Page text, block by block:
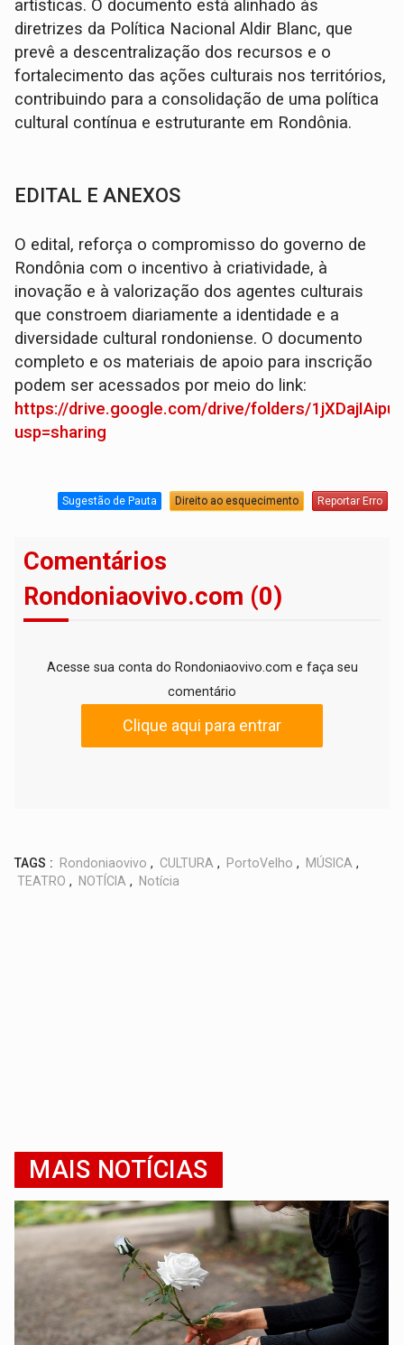
artísticas. O documento está alinhado às
diretrizes da Política Nacional Aldir Blanc, que
prevê a descentralização dos recursos e o
fortalecimento das ações culturais nos territórios,
contribuindo para a consolidação de uma política
cultural contínua e estruturante em Rondônia.
EDITAL E ANEXOS
O edital, reforça o compromisso do governo de
Rondônia com o incentivo à criatividade, à
inovação e à valorização dos agentes culturais
que constroem diariamente a identidade e a
diversidade cultural rondoniense. O documento
completo e os materiais de apoio para inscrição
podem ser acessados por meio do link:
https://drive.google.com/drive/folders/
usp=sharing
Sugestão de Pauta Direito ao esquecimento Reportar Erro
Comentários
Rondoniaovivo.com (0)
Acesse sua conta do Rondoniaovivo.com e faça seu
comentário
Clique aqui para entrar
TAGS : Rondoniaovivo , CULTURA , PortoVelho , MÚSICA ,
TEATRO , NOTÍCIA , Notícia
MAIS NOTÍCIAS